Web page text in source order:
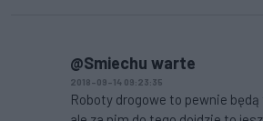
@Smiechu warte
2018-09-14 09:23:35
Roboty drogowe to pewnie